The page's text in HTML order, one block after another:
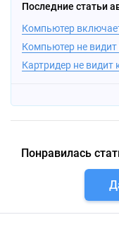
Последние статьи
Компьютер
Компьютер не видит
Картридер не видит
Понравилась